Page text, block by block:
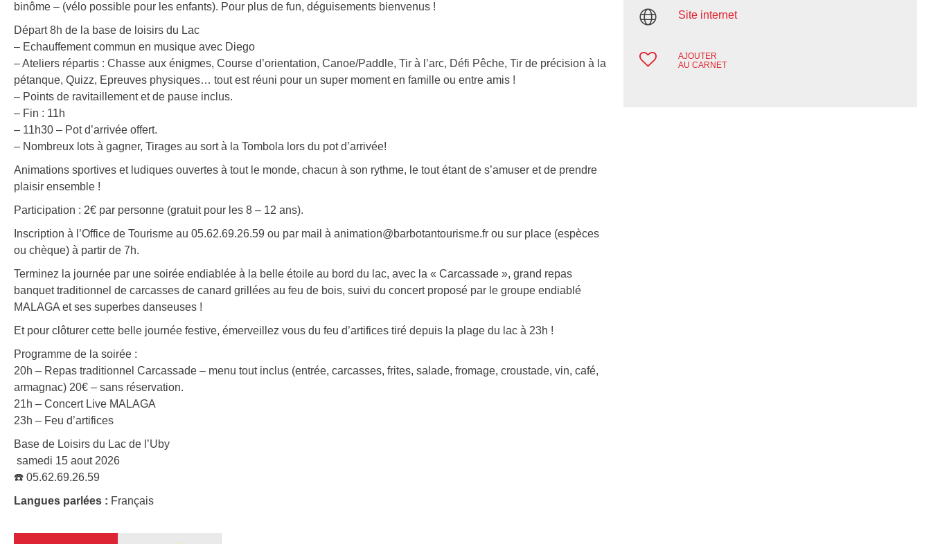
binôme – (vélo possible pour les enfants). Pour plus de fun, déguisements bienvenus !
Départ 8h de la base de loisirs du Lac
– Echauffement commun en musique avec Diego
– Ateliers répartis : Chasse aux énigmes, Course d’orientation, Canoe/Paddle, Tir à l’arc, Défi Pêche, Tir de précision à la
pétanque, Quizz, Epreuves physiques… tout est réuni pour un super moment en famille ou entre amis !
– Points de ravitaillement et de pause inclus.
– Fin : 11h
– 11h30 – Pot d’arrivée offert.
– Nombreux lots à gagner, Tirages au sort à la Tombola lors du pot d’arrivée!
Animations sportives et ludiques ouvertes à tout le monde, chacun à son rythme, le tout étant de s’amuser et de prendre
plaisir ensemble !
Participation : 2€ par personne (gratuit pour les 8 – 12 ans).
Inscription à l’Office de Tourisme au 05.62.69.26.59 ou par mail à animation@barbotantourisme.fr ou sur place (espèces
ou chèque) à partir de 7h.
Terminez la journée par une soirée endiablée à la belle étoile au bord du lac, avec la « Carcassade », grand repas
banquet traditionnel de carcasses de canard grillées au feu de bois, suivi du concert proposé par le groupe endiablé
MALAGA et ses superbes danseuses !
Et pour clôturer cette belle journée festive, émerveillez vous du feu d’artifices tiré depuis la plage du lac à 23h !
Programme de la soirée :
20h – Repas traditionnel Carcassade – menu tout inclus (entrée, carcasses, frites, salade, fromage, croustade, vin, café,
armagnac) 20€ – sans réservation.
21h – Concert Live MALAGA
23h – Feu d’artifices
Base de Loisirs du Lac de l’Uby
️ samedi 15 aout 2026
☎️ 05.62.69.26.59
Langues parlées : Français
Site internet
AJOUTER
AU CARNET